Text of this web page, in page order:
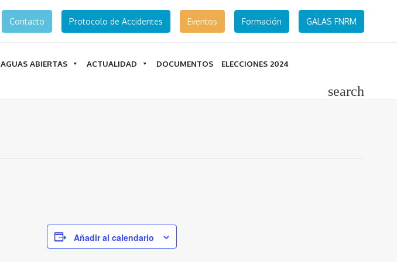
Contacto Protocolo de Accidentes Eventos Formación GALAS FNRM
AGUAS ABIERTAS ACTUALIDAD DOCUMENTOS ELECCIONES 2024
search
Añadir al calendario